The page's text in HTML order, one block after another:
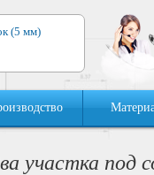
(5 мм)
участка под